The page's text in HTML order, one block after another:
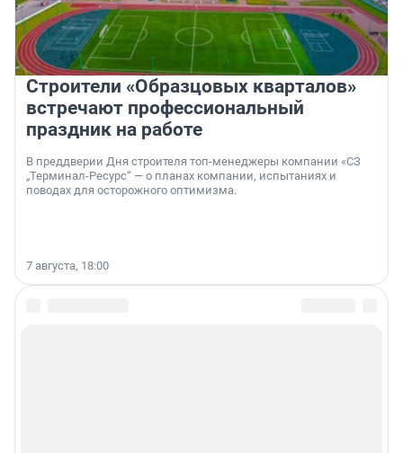
Строители «Образцовых кварталов»
встречают профессиональный
праздник на работе
В преддверии Дня строителя топ-менеджеры компании «СЗ
„Терминал-Ресурс“ — о планах компании, испытаниях и
поводах для осторожного оптимизма.
7 августа, 18:00